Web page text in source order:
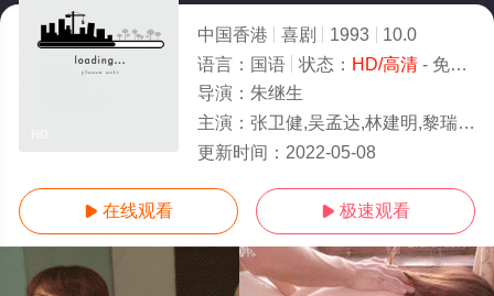
中国香港 喜剧 1993
10.0
语言： 国语 状态： HD/高清- 免费在线观看
导演： 朱继生
主演： 张卫健,吴孟达,林建明,黎瑞恩,胡枫,周星驰
更新时间： 2022-05-08
 在线观看  极速观看